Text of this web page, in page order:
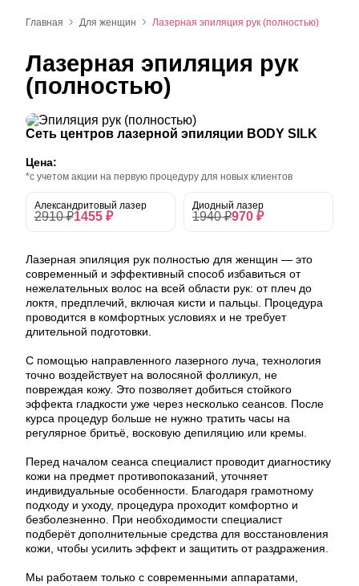
Главная Для женщин Лазерная эпиляция рук (полностью)
Лазерная эпиляция рук
(полностью)
Сеть центров лазерной эпиляции BODY SILK
Цена:
*с учетом акции на первую процедуру для новых клиентов
Александритовый лазер
2910 ₽1455 ₽
Диодный лазер
1940 ₽970 ₽
Лазерная эпиляция рук полностью для женщин — это
современный и эффективный способ избавиться от
нежелательных волос на всей области рук: от плеч до
локтя, предплечий, включая кисти и пальцы. Процедура
проводится в комфортных условиях и не требует
длительной подготовки.
С помощью направленного лазерного луча, технология
точно воздействует на волосяной фолликул, не
повреждая кожу. Это позволяет добиться стойкого
эффекта гладкости уже через несколько сеансов. После
курса процедур больше не нужно тратить часы на
регулярное бритьё, восковую депиляцию или кремы.
Перед началом сеанса специалист проводит диагностику
кожи на предмет противопоказаний, уточняет
индивидуальные особенности. Благодаря грамотному
подходу и уходу, процедура проходит комфортно и
безболезненно. При необходимости специалист
подберёт дополнительные средства для восстановления
кожи, чтобы усилить эффект и защитить от раздражения.
Мы работаем только с современными аппаратами,